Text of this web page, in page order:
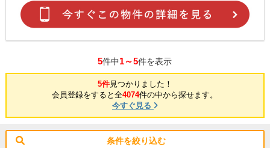
5件中1～5件を表示
5件見つかりました！
会員登録をすると全4074件の中から探せます。
今すぐ見る
条件を絞り込む